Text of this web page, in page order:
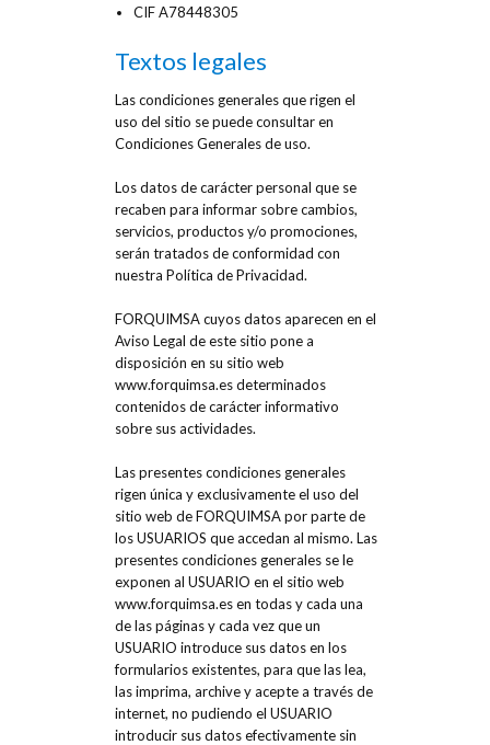
CIF A78448305
Textos legales
Las condiciones generales que rigen el
uso del sitio se puede consultar en
Condiciones Generales de uso.
Los datos de carácter personal que se
recaben para informar sobre cambios,
servicios, productos y/o promociones,
serán tratados de conformidad con
nuestra Política de Privacidad.
FORQUIMSA cuyos datos aparecen en el
Aviso Legal de este sitio pone a
disposición en su sitio web
www.forquimsa.es determinados
contenidos de carácter informativo
sobre sus actividades.
Las presentes condiciones generales
rigen única y exclusivamente el uso del
sitio web de FORQUIMSA por parte de
los USUARIOS que accedan al mismo. Las
presentes condiciones generales se le
exponen al USUARIO en el sitio web
www.forquimsa.es en todas y cada una
de las páginas y cada vez que un
USUARIO introduce sus datos en los
formularios existentes, para que las lea,
las imprima, archive y acepte a través de
internet, no pudiendo el USUARIO
introducir sus datos efectivamente sin